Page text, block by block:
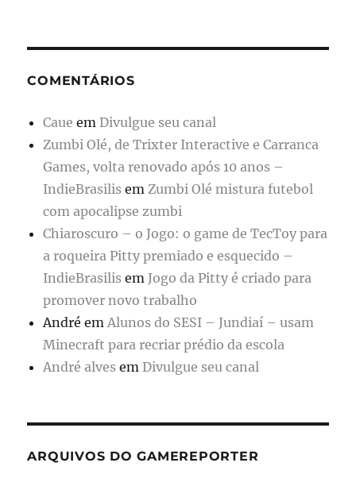
COMENTÁRIOS
Caue emDivulgue seu canal
Zumbi Olé, de Trixter Interactive e Carranca
Games, volta renovado após 10 anos –
IndieBrasilis emZumbi Olé mistura futebol
com apocalipse zumbi
Chiaroscuro – o Jogo: o game de TecToy para
a roqueira Pitty premiado e esquecido –
IndieBrasilis em Jogo da Pitty é criado para
promover novo trabalho
André emAlunos do SESI – Jundiaí – usam
Minecraft para recriar prédio da escola
André alves emDivulgue seu canal
ARQUIVOS DO GAMEREPORTER